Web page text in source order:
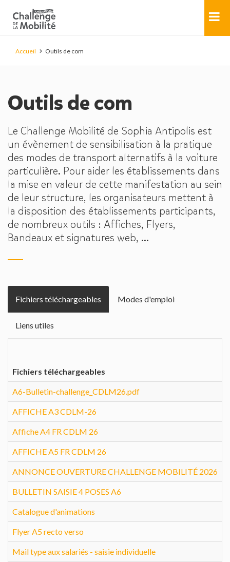
Accueil Outils de com
Outils de com
Le Challenge Mobilité de Sophia Antipolis est
un évènement de sensibilisation à la pratique
des modes de transport alternatifs à la voiture
particulière. Pour aider les établissements dans
la mise en valeur de cette manifestation au sein
de leur structure, les organisateurs mettent à
la disposition des établissements participants,
de nombreux outils : Affiches, Flyers,
Bandeaux et signatures web, ...
Fichiers téléchargeables Modes d'emploi
Liens utiles
Fichiers téléchargeables
A6-Bulletin-challenge_CDLM26.pdf
AFFICHE A3 CDLM-26
Affiche A4 FR CDLM 26
AFFICHE A5 FR CDLM 26
ANNONCE OUVERTURE CHALLENGE MOBILITÉ 2026
BULLETIN SAISIE 4 POSES A6
Catalogue d'animations
Flyer A5 recto verso
Mail type aux salariés - saisie individuelle